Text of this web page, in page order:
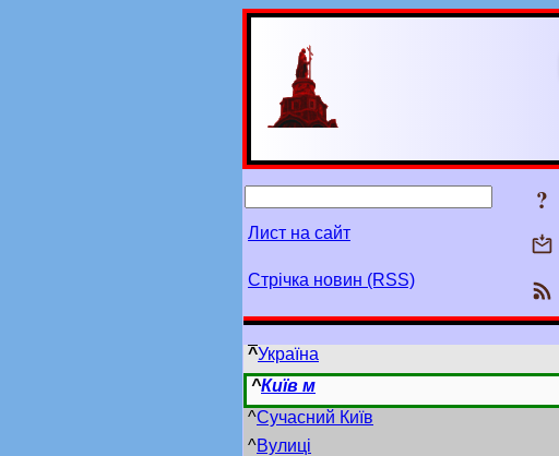
?
Лист на сайт
Стрічка новин (RSS)
^Україна
^Київ м
^Сучасний Київ
^Вулиці